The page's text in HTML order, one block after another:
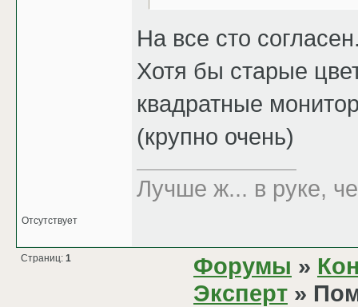
На все сто
Хотя бы старые
квадратные
(крупно очень)
Лучше ж... в руке,
Отсутствует
Страниц: 1 Форумы »
Эксперт »